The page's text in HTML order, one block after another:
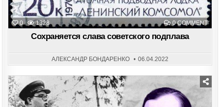
0 1328 0 COMMENTON
Сохраняется слава советского подплава
АЛЕКСАНДР БОНДАРЕНКО 06.04.2022
Posted